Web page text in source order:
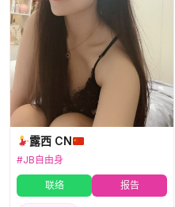
露西 CN
#JB自由身
联络 报告